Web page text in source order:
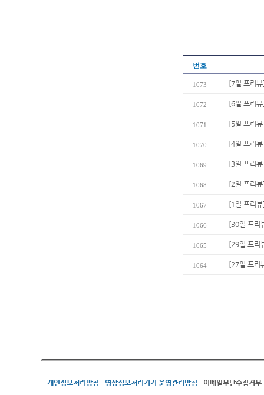
번호
1073 [7일 프리
1072 [6일 프리
1071 [5일 프리
1070 [4일 프리
1069 [3일 프리
1068 [2일 프리
1067 [1일 프리
1066 [30일 프리
1065 [29일 프리
1064 [27일 프리
개인정보처리방침 영상정보처리기기 운영관리방침 이메일무단수집거부